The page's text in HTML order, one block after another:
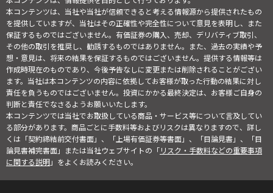
本コンテンツは、当社や当社が信頼できると考える情報源から提供されたもの
を提供していますが、当社はその正確性や完全性について意見を表明し、また
保証するものではございません。有価証券の購入、売却、デリバティブ取引、
その他の取引を推奨し、勧誘するものではありません。また、過去の実績や予
想・意見は、将来の結果を保証するものではございません。提供する情報等は
作成時現在のものであり、今後予告なしに変更または削除されることがござい
ます。当社は本コンテンツの内容に依拠してお客様が取った行動の結果に対し
責任を負うものではございません。投資にかかる最終決定は、お客様ご自身の
判断と責任でなさるようお願いいたします。
本コンテンツでは当社でお取扱している商品・サービス等について言及してい
る部分があります。商品ごとに手数料等およびリスクは異なりますので、詳し
くは「契約締結前交付書面」、「上場有価証券等書面」、「目論見書」、「目
論見書補完書面」または当社ウェブサイトの「リスク・手数料などの重要事項
に関する説明」をよくお読みください。